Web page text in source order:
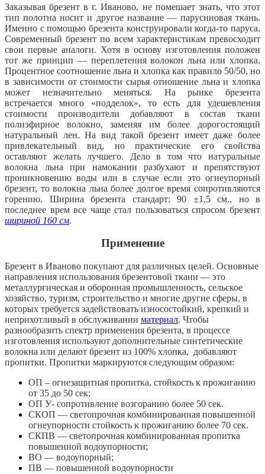
Заказывая брезент в г. Иваново, не помешает знать, что этот
тип полотна носит и другое название — парусиновая ткань.
Именно с помощью брезента конструировали когда-то паруса.
Современный брезент по всем характеристикам превосходит
свои первые аналоги. Хотя в основу изготовления положен
тот же принцип — переплетения волокон льна или хлопка.
Процентное соотношение льна и хлопка как правило 50/50, но
в зависимости от стоимости сырья отношение льна и хлопка
может незначительно меняться. На рынке брезента
встречается много «подделок», то есть для удешевления
стоимости производители добавляют в состав ткани
полиэфирное волокно, заменяя им более дорогостоящий
натуральный лен. На вид такой брезент имеет даже более
привлекательный вид, но практические его свойства
оставляют желать лучшего. Дело в том что натуральные
волокна льна при намокании разбухают и препятствуют
проникновению воды или в случае если это огнеупорный
брезент, то волокна льна более долгое время сопротивляются
горению. Ширина брезента стандарт: 90 ±1,5 см., но в
последнее врем все чаще стал пользоваться спросом брезент
шириной 160 см.
Применение
Брезент в Иваново покупают для различных целей. Основные
направления использования брезентовой ткани — это
металлургическая и оборонная промышленность, сельское
хозяйство, туризм, строительство и многие другие сферы, в
которых требуется задействовать износостойкий, крепкий и
неприхотливый в обслуживании материал. Чтобы
разнообразить спектр применения брезента, в процессе
изготовления используют дополнительные синтетические
волокна или делают брезент из 100% хлопка, добавляют
пропитки. Пропитки маркируются следующим образом:
ОП – огнезащитная пропитка, стойкость к прожиганию
от 35 до 50 сек;
ОП У- сопротивление возгоранию более 50 сек.
СКОП — светопрочная комбинированная повышенной
огнеупорности стойкость к прожиганию более 70 сек.
СКПВ — светопрочная комбинированная пропитка
повышенной водоупорности;
ВО — водоупорный;
ПВ — повышенной водоупорности